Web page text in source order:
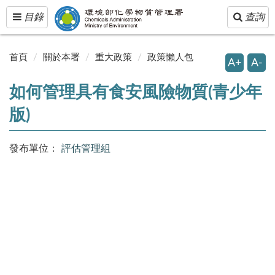
Toggle
navigation
目錄
Toggle
navigation
查詢
首頁 關於本署 重大政策 政策懶人包
A+ A-
如何管理具有食安風險物質(青少年
版)
發布單位： 評估管理組